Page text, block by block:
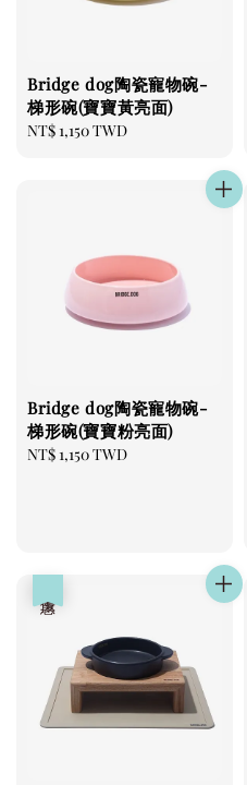
Bridge dog陶瓷寵物碗-
梯形碗(寶寶黃亮面)
Regular
NT$ 1,150 TWD
Bridge dog陶瓷寵物碗-
梯形碗(寶寶粉亮面)
Regular
NT$ 1,150 TWD